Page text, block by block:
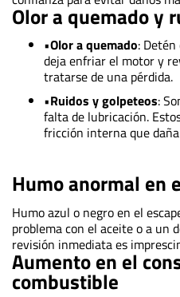
Olor a quemado y
•Olor a quemado:
deja enfriar el motor y
tratarse de una pérdida.
•Ruidos y golpeteos:
falta de lubricación.
fricción interna que
Humo anormal en
Humo azul o negro en el
problema con el aceite o a un
revisión inmediata es
Aumento en el
combustible